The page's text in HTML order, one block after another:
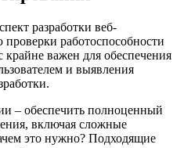
разработки веб-
работоспособности
важен для обеспечения
и выявления
– обеспечить полноценный
включая сложные
это нужно? Подходящие